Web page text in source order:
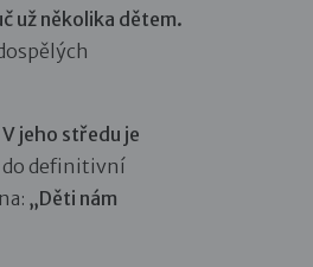
už několika dětem.
V jeho středu je
do definitivní
„Děti nám